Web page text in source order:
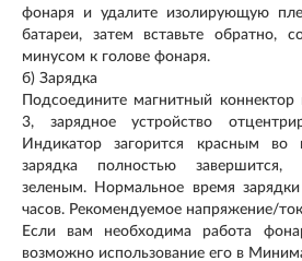
фонаря и удалите изолирующую
батареи, затем вставьте обратно,
минусом к голове фонаря.
б) Зарядка
Подсоедините магнитный
3, зарядное устройство
Индикатор загорится красным во
зарядка полностью завершится,
зеленым. Нормальное время
часов. Рекомендуемое напряжение/
Если вам необходима работа
возможно использование его в